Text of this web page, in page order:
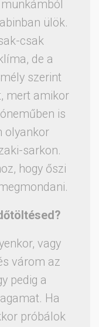
ülök.
csak
de a
szerint
mert amikor
is
olyankor
sarkon.
hogy őszi
vagy
várom az
pedig a
Ha
próbálok